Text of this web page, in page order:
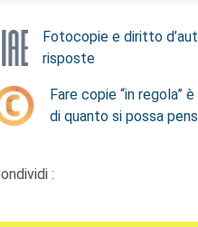
Fotocopie e diritto
risposte
Fare copie “in regola”
di quanto si possa
: